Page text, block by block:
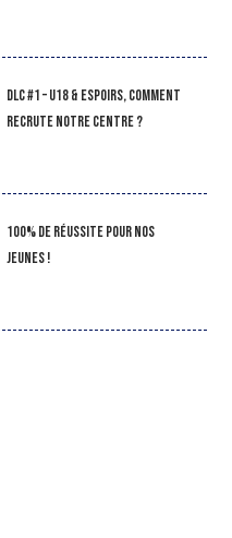
DLC #1 – U18 & Espoirs, comment
recrute notre Centre ?
100% de réussite pour nos
jeunes !